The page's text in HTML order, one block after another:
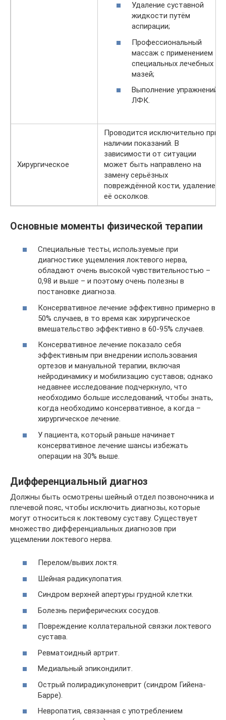
Удаление суставной
жидкости путём
аспирации;
Профессиональный
массаж с применением
специальных лечебных
мазей;
Выполнение упражнений
ЛФК.
Хирургическое
Проводится исключительно при
наличии показаний. В
зависимости от ситуации
может быть направлено на
замену серьёзных
повреждённой кости, удаление
её осколков.
Основные моменты физической терапии
Специальные тесты, используемые при
диагностике ущемления локтевого нерва,
обладают очень высокой чувствительностью –
0,98 и выше – и поэтому очень полезны в
постановке диагноза.
Консервативное лечение эффективно примерно в
50% случаев, в то время как хирургическое
вмешательство эффективно в 60-95% случаев.
Консервативное лечение показало себя
эффективным при внедрении использования
ортезов и мануальной терапии, включая
нейродинамику и мобилизацию суставов; однако
недавнее исследование подчеркнуло, что
необходимо больше исследований, чтобы знать,
когда необходимо консервативное, а когда –
хирургическое лечение.
У пациента, который раньше начинает
консервативное лечение шансы избежать
операции на 30% выше.
Дифференциальный диагноз
Должны быть осмотрены шейный отдел позвоночника и
плечевой пояс, чтобы исключить диагнозы, которые
могут относиться к локтевому суставу. Существует
множество дифференциальных диагнозов при
ущемлении локтевого нерва.
Перелом/вывих локтя.
Шейная радикулопатия.
Синдром верхней апертуры грудной клетки.
Болезнь периферических сосудов.
Повреждение коллатеральной связки локтевого
сустава.
Ревматоидный артрит.
Медиальный эпикондилит.
Острый полирадикулоневрит (синдром Гийена-
Барре).
Невропатия, связанная с употреблением